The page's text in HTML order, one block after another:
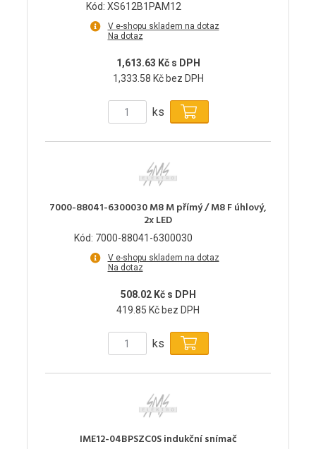
Kód: XS612B1PAM12
V e-shopu skladem na dotaz
Na dotaz
1,613.63 Kč s DPH
1,333.58 Kč bez DPH
ks
7000-88041-6300030 M8 M přímý / M8 F úhlový,
2x LED
Kód: 7000-88041-6300030
V e-shopu skladem na dotaz
Na dotaz
508.02 Kč s DPH
419.85 Kč bez DPH
ks
IME12-04BPSZC0S indukční snímač